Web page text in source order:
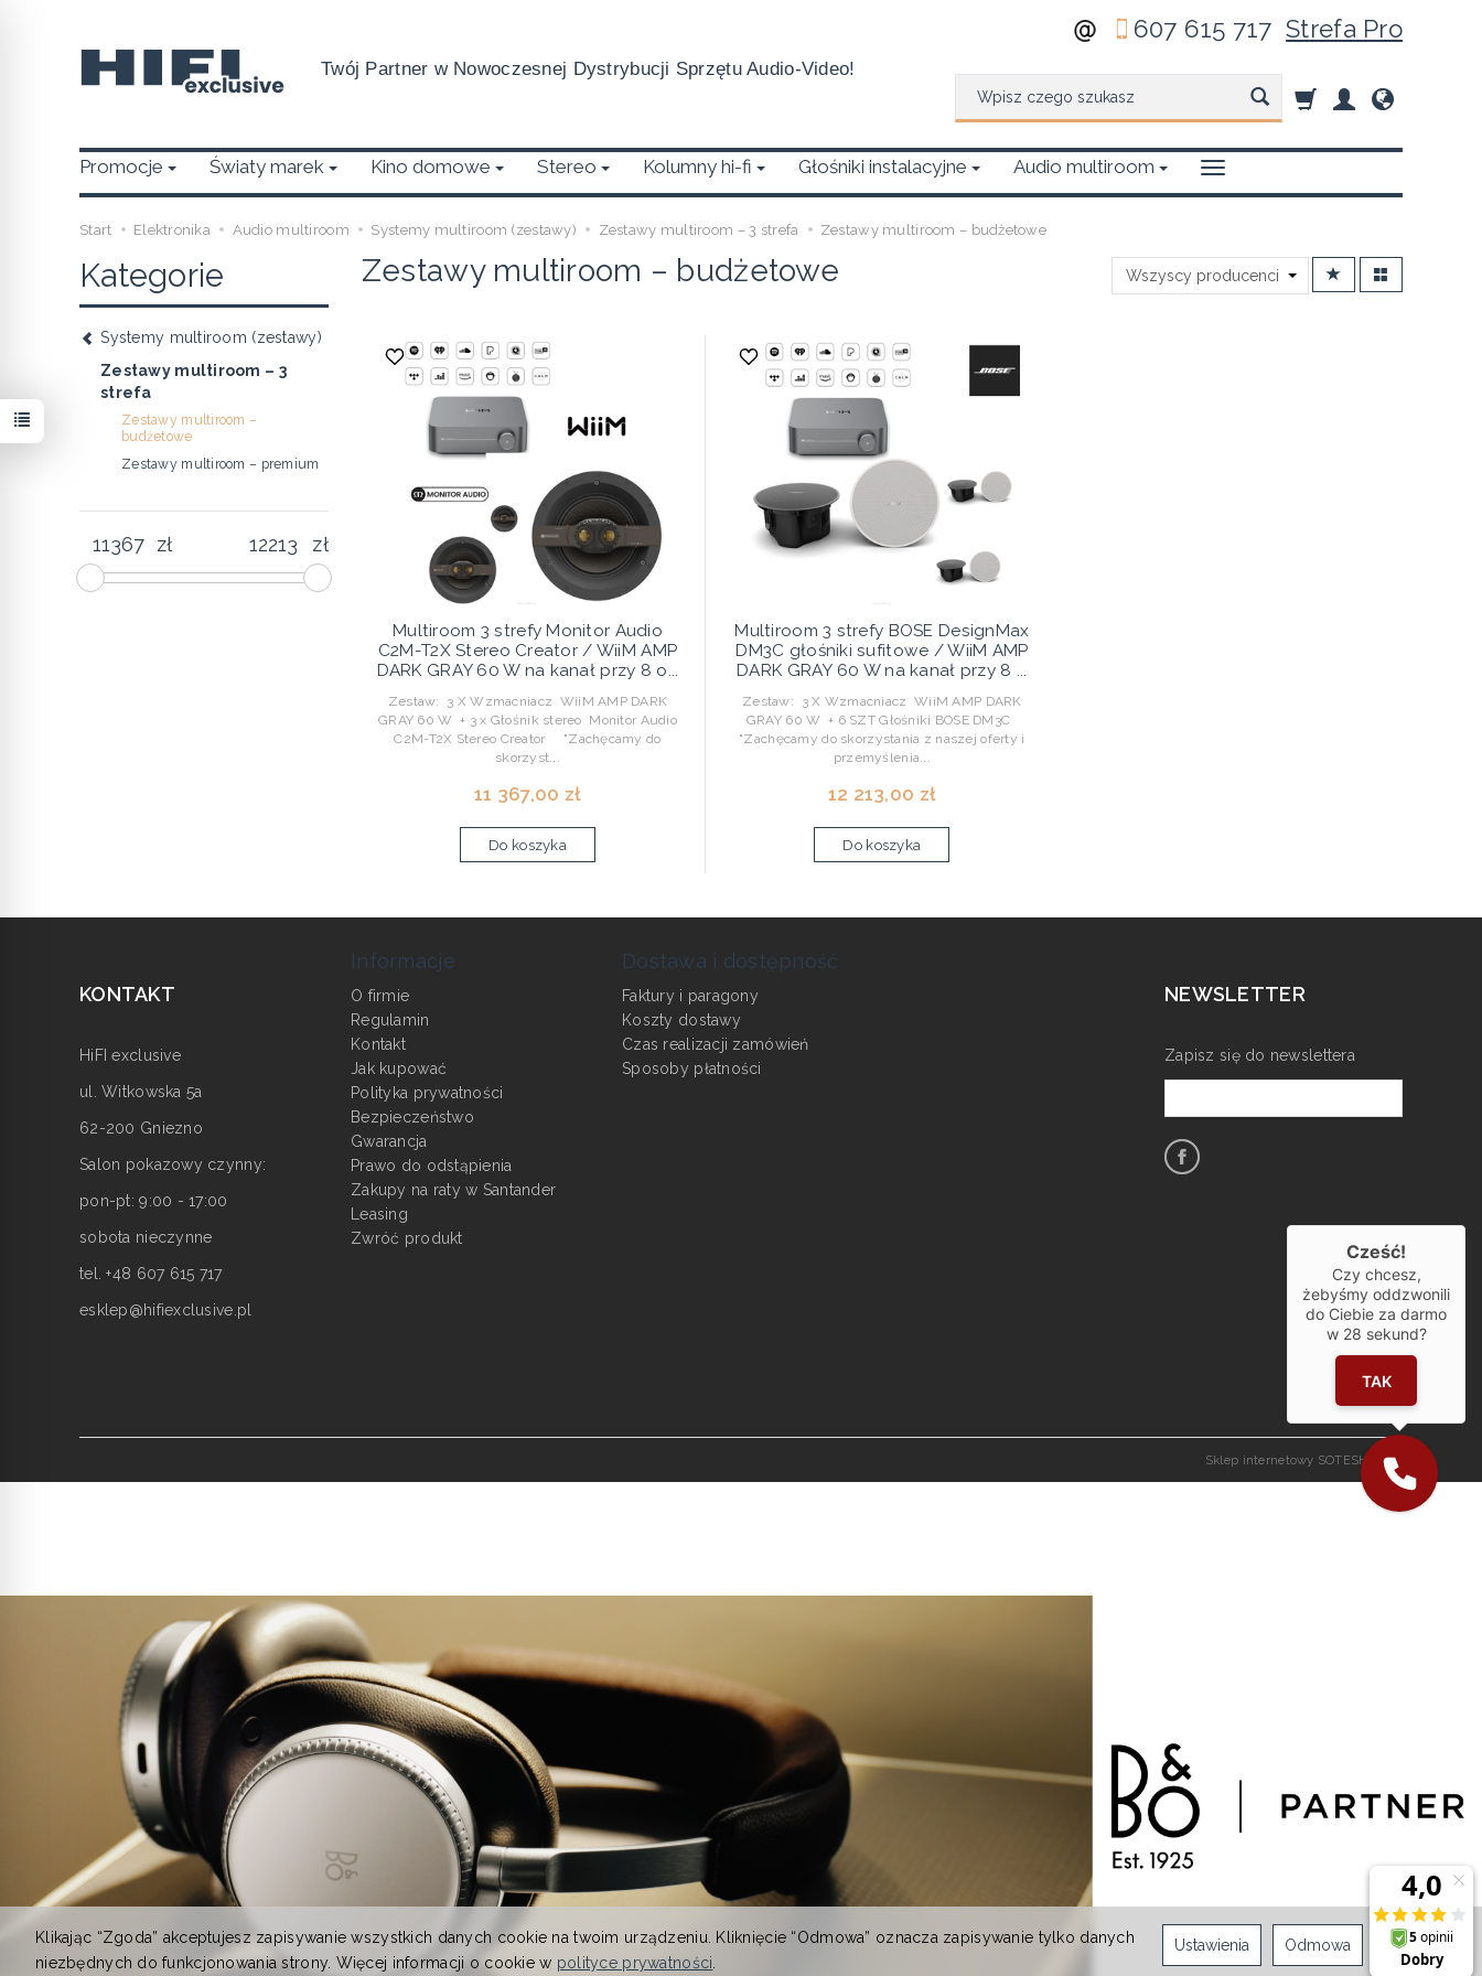
Twój Partner w Nowoczesnej Dystrybucji Sprzętu Audio-Video!
607 615 717Strefa Pro
Promocje Światy marek Kino domowe Stereo Kolumny hi-fi Głośniki instalacyjne Audio multiroom
Start Elektronika Audio multiroom Systemy multiroom (zestawy) Zestawy multiroom – 3 strefa Zestawy multiroom – budżetowe
Zestawy multiroom – budżetowe
Multiroom 3 strefy Monitor Audio
C2M-T2X Stereo Creator / WiiM AMP
DARK GRAY 60 W na kanał przy 8 o...
Zestaw: 3 X Wzmacniacz WiiM AMP DARK
GRAY 60 W + 3 x Głośnik stereo Monitor Audio
C2M-T2X Stereo Creator "Zachęcamy do
skorzyst...
11 367,00 zł
Do koszyka
Multiroom 3 strefy BOSE DesignMax
DM3C głośniki sufitowe / WiiM AMP
DARK GRAY 60 W na kanał przy 8 ...
Zestaw: 3 X Wzmacniacz WiiM AMP DARK
GRAY 60 W + 6 SZT Głośniki BOSE DM3C
"Zachęcamy do skorzystania z naszej oferty i
przemyślenia...
12 213,00 zł
Do koszyka
Kategorie
Systemy multiroom (zestawy)
Zestawy multiroom – 3
strefa
Zestawy multiroom –
budżetowe
Zestawy multiroom – premium
zł zł
KONTAKT
HiFI exclusive
ul. Witkowska 5a
62-200 Gniezno
Salon pokazowy czynny:
pon-pt: 9:00 - 17:00
sobota nieczynne
tel. +48 607 615 717
esklep@hifiexclusive.pl
Informacje
O firmie
Regulamin
Kontakt
Jak kupować
Polityka prywatności
Bezpieczeństwo
Gwarancja
Prawo do odstąpienia
Zakupy na raty w Santander
Leasing
Zwróć produkt
Dostawa i dostępność
Faktury i paragony
Koszty dostawy
Czas realizacji zamówień
Sposoby płatności
NEWSLETTER
Zapisz się do newslettera
Sklep internetowy SOTESHOP AI
Klikając “Zgoda” akceptujesz zapisywanie wszystkich danych cookie na twoim urządzeniu. Kliknięcie “Odmowa” oznacza zapisywanie tylko danych
niezbędnych do funkcjonowania strony. Więcej informacji o cookie w polityce prywatności
Ustawienia Odmowa Zgoda
Cześć!
Czy chcesz,
żebyśmy oddzwonili
do Ciebie za darmo
w 28 sekund?
TAK